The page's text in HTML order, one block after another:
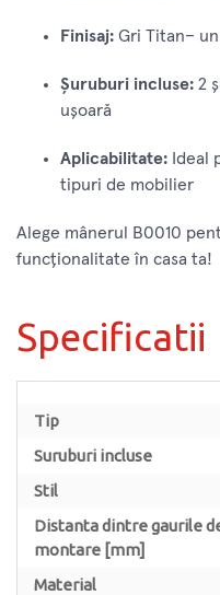
Finisaj: Gri Titan–
Șuruburi incluse: 2
ușoară
Aplicabilitate: Ideal
tipuri de mobilier
Alege mânerul B0010
funcționalitate în casa ta!
Specificatii
Tip
Suruburi incluse
Stil
Distanta dintre gaurile
montare [mm]
Material